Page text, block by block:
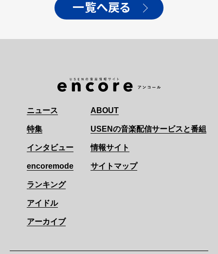
一覧へ戻る
ニュース
特集
インタビュー
encoremode
ランキング
アイドル
アーカイブ
ABOUT
USENの音楽配信サービスと番組
情報サイト
サイトマップ